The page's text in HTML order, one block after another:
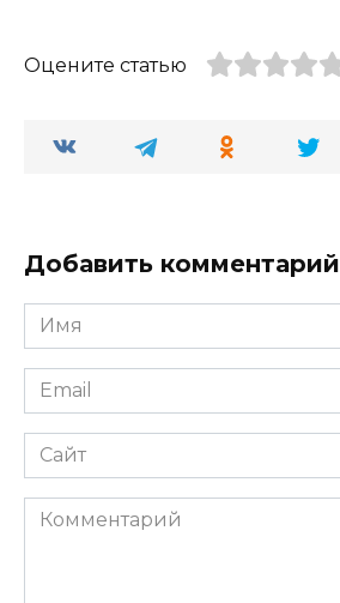
Оцените статью
Добавить комментарий
Имя
*
Email
*
Сайт
Комментарий